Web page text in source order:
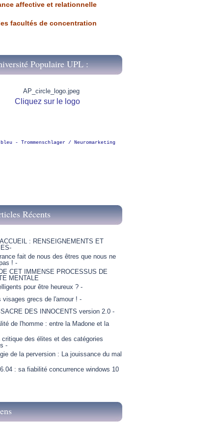
affective et relationnelle
facultés de concentration
Populaire UPL :
Cliquez sur le logo
- Trommenschlager / Neuromarketing
Récents
: RENSEIGNEMENTS ET
fait de nous des êtres que nous ne
! -
CET IMMENSE PROCESSUS DE
MENTALE
pour être heureux ? -
visages grecs de l'amour ! -
DES INNOCENTS version 2.0 -
de l'homme : entre la Madone et la
critique des élites et des catégories
-
de la perversion : La jouissance du mal
: sa fiabilité concurrence windows 10